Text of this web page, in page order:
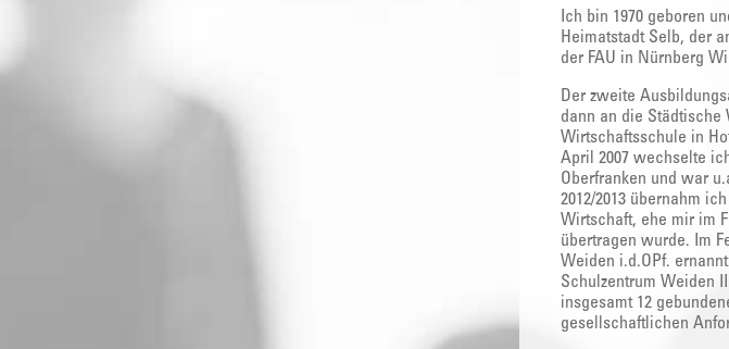
Ich bin 1970 geboren
Heimatstadt Selb, der
der FAU in Nürnberg
Der zweite
dann an die
Wirtschaftsschule in
April 2007 wechselte
Oberfranken und war
2012/2013 übernahm
Wirtschaft, ehe mir im
übertragen wurde. Im
Weiden i.d.OPf.
Schulzentrum Weiden
insgesamt 12
gesellschaftlichen